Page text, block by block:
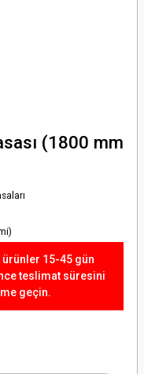
(1800 mm
15-45 gün
teslimat süresini
geçin.